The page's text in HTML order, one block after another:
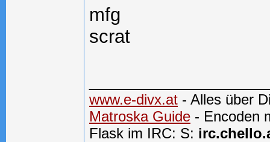
mfg
scrat
www.e-divx.at - Alles über
Matroska Guide - Encoden
Flask im IRC: S: